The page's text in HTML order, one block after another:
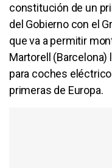
constitución de un
del Gobierno con el
que va a permitir
Martorell (Barcelona)
para coches
primeras de Europa.